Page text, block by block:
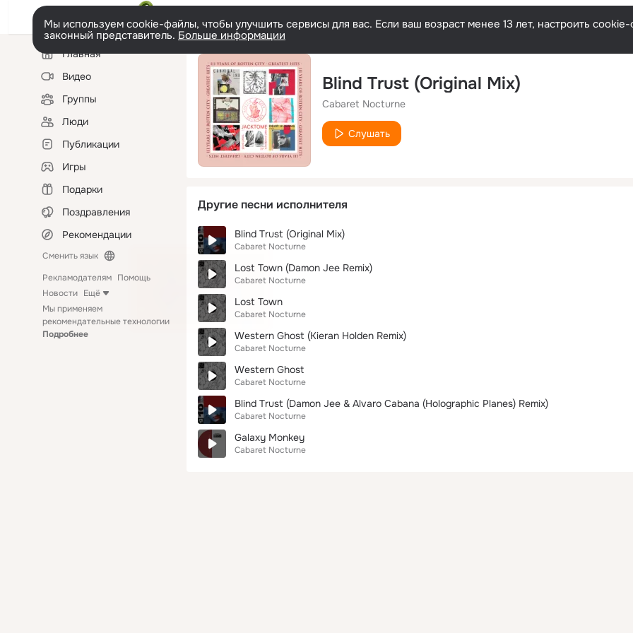
Мы используем cookie-файлы, чтобы улучшить сервисы для вас. Если ваш возраст менее 13 лет, настроить
законный представитель. Больше информации
Левая
колонкаГлавная
Видео
Группы
Люди
Публикации
Игры
Подарки
Поздравления
Рекомендации
Сменить язык
Рекламодателям Помощь
Новости Ещё
Мы применяем
рекомендательные технологии
Подробнее
Blind Trust (Original Mix)
Cabaret Nocturne
Слушать
Другие песни исполнителя
Blind Trust (Original Mix)
Cabaret Nocturne
Lost Town (Damon Jee Remix)
Cabaret Nocturne
Lost Town
Cabaret Nocturne
Western Ghost (Kieran Holden Remix)
Cabaret Nocturne
Western Ghost
Cabaret Nocturne
Blind Trust (Damon Jee & Alvaro Cabana (Holographic Planes) Remix)
Cabaret Nocturne
Galaxy Monkey
Cabaret Nocturne